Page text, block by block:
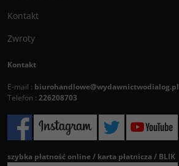
Kontakt
Zwroty
Kontakt
E-mail : biurohandlowe@wydawnictwodialog.pl
Telefon : 226208703
szybka płatność online / karta płatnicza / BLIK